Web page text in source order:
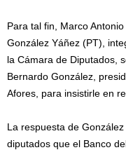
Para tal fin, Marco
González Yáñez (PT),
la Cámara de Diputados,
Bernardo González,
Afores, para insistirle en
La respuesta de
diputados que el Banco